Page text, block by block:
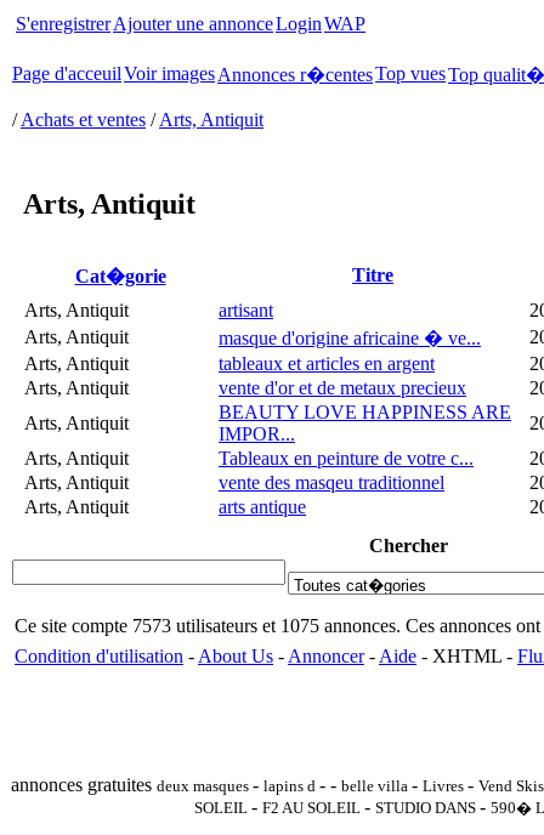
S'enregistrerAjouter une annonceLoginWAP
Page d'acceuilVoir imagesAnnonces r�centesTop vuesTop qualit�
/Achats et ventes /Arts, Antiquit
Arts, Antiquit
Cat�gorie
Titre
Arts, Antiquit
artisant
Arts, Antiquit
masque d'origine africaine � ve...
Arts, Antiquit
tableaux et articles en argent
Arts, Antiquit
vente d'or et de metaux precieux
Arts, Antiquit
BEAUTY LOVE HAPPINESS ARE
IMPOR...
Arts, Antiquit
Tableaux en peinture de votre c...
Arts, Antiquit
vente des masqeu traditionnel
Arts, Antiquit
arts antique
Chercher
Ce site compte 7573 utilisateurs et 1075 annonces. Ces annonces
Condition d'utilisation - About Us - Annoncer- Aide - XHTML -
annonces gratuites deux masques - lapins d - - belle villa - Livres - Vend
SOLEIL - F2 AU SOLEIL - STUDIO DANS - 590�